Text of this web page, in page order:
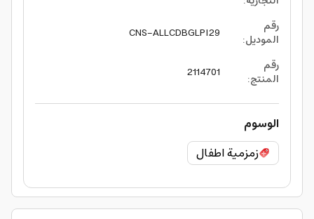
رقم
الموديل:
CNS-ALLCDBGLPI29
رقم
المنتج:
2114701
الوسوم
زمزمية اطفال